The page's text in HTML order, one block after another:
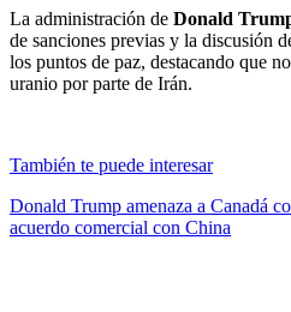
La administración de Donald
de sanciones previas y la discusión
los puntos de paz, destacando que
uranio por parte de Irán.
También te puede interesar
Donald Trump amenaza a Canadá
acuerdo comercial con China